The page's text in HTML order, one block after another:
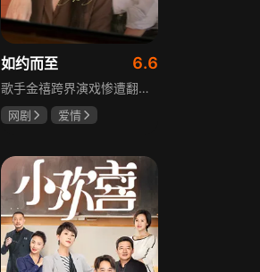
如约而至 6.6
歌手金禧跨界演戏惨遭翻车，全网群嘲演技拉胯！不服输的他另辟蹊径，转行试水音乐剧，誓要逆袭打脸。机缘巧合下，他对高冷硬核的金牌音乐剧导演宁瑾一见心动，两人意外留下暧昧一吻，转头试镜现场再度狭路相逢。 宁瑾本就抵触偶像跨界，对半路空降的流量新人金禧百般严苛，花式魔鬼训练轮番上线。金禧顶住剧团前辈排挤、同行暗算、舆论刁难等重重危机，日夜苦练打磨演技，慢慢褪去偶像光环、解锁真实自我，一点点打动高冷导演和剧团众人。 一路走来，二人历经误会争执、事业危机、亲情心结、分手磨合多重考验，在并肩拯救濒临倒闭的剧团、携手打磨《倩女幽魂》剧目、共渡舞台难关的过程中，情愫渐生、双向治愈。最终剧目首演大获成功，叛逆
网剧
爱情